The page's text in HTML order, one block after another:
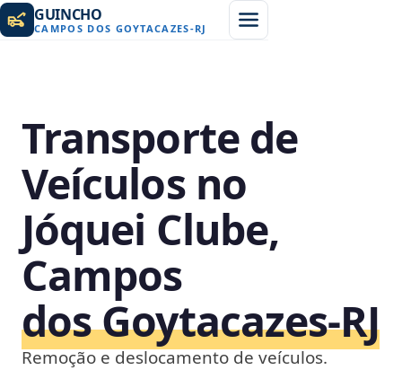
GUINCHO
CAMPOS DOS GOYTACAZES-RJ
Transporte de
Veículos no
Jóquei Clube,
Campos
dos Goytacazes‑RJ
Remoção e deslocamento de veículos.